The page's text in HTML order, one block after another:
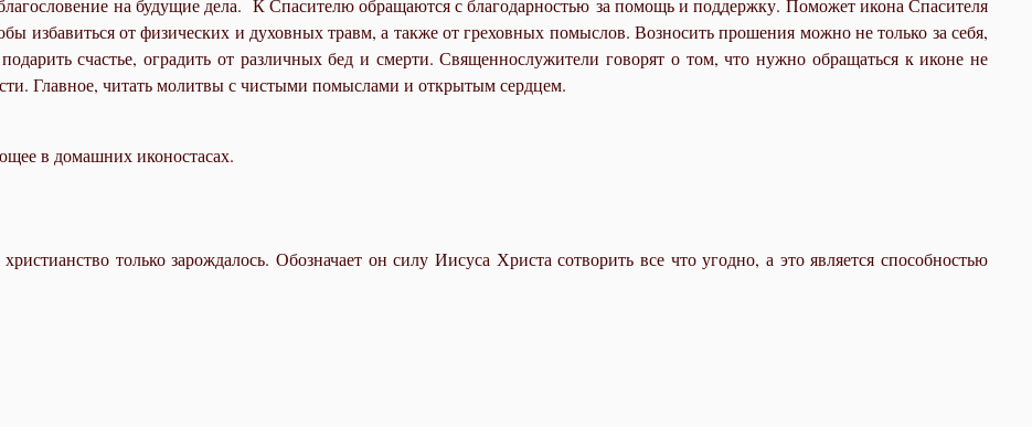
на будущие дела. К Спасителю обращаются с благодарностью за помощь и поддержку. Поможет икона Спасителя
избавиться от физических и духовных травм, а также от греховных помыслов. Возносить прошения можно не только за себя,
счастье, оградить от различных бед и смерти. Священнослужители говорят о том, что нужно обращаться к иконе не
Главное, читать молитвы с чистыми помыслами и открытым сердцем.
в домашних иконостасах.
только зарождалось. Обозначает он силу Иисуса Христа сотворить все что угодно, а это является способностью